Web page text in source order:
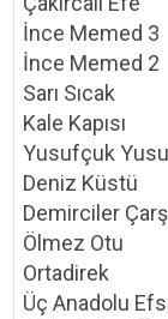
İnce Memed 3
İnce Memed 2
Sarı Sıcak
Kale Kapısı
Yusufçuk
Deniz Küstü
Demirciler
Ölmez Otu
Ortadirek
Üç Anadolu